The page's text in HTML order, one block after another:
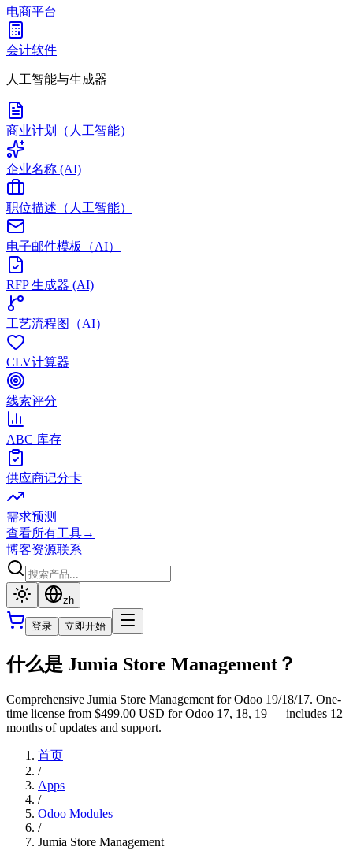
电商平台
会计软件
人工智能与生成器
商业计划（人工智能）
企业名称 (AI)
职位描述（人工智能）
电子邮件模板（AI）
RFP 生成器 (AI)
工艺流程图（AI）
CLV计算器
线索评分
ABC 库存
供应商记分卡
需求预测
查看所有工具→
博客资源联系
zh
登录 立即开始
什么是 Jumia Store Management？
Comprehensive Jumia Store Management for Odoo 19/18/17. One-
time license from $499.00 USD for Odoo 17, 18, 19 — includes 12
months of updates and support.
首页
/
Apps
/
Odoo Modules
/
Jumia Store Management